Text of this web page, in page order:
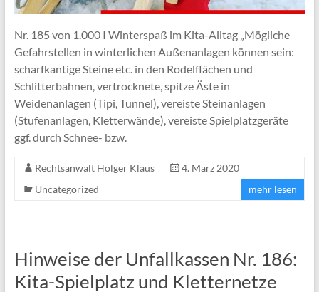
Nr. 185 von 1.000 I Winterspaß im Kita-Alltag „Mögliche
Gefahrstellen in winterlichen Außenanlagen können sein:
scharfkantige Steine etc. in den Rodelflächen und
Schlitterbahnen, vertrocknete, spitze Äste in
Weidenanlagen (Tipi, Tunnel), vereiste Steinanlagen
(Stufenanlagen, Kletterwände), vereiste Spielplatzgeräte
ggf. durch Schnee- bzw.
Rechtsanwalt Holger Klaus
4. März 2020
Uncategorized
mehr lesen
Hinweise der Unfallkassen Nr. 186:
Kita-Spielplatz und Kletternetze